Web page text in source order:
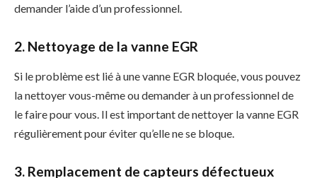
demander l’aide d’un professionnel.
2. Nettoyage de la vanne EGR
Si le problème est lié à une vanne EGR bloquée, vous pouvez
la nettoyer vous-même ou demander à un professionnel de
le faire pour vous. Il est important de nettoyer la vanne EGR
régulièrement pour éviter qu’elle ne se bloque.
3. Remplacement de capteurs défectueux